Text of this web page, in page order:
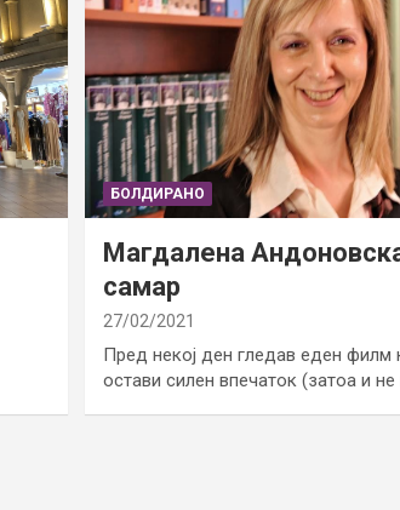
БОЛДИРАНО
Магдалена
самар
27/02/2021
Пред некој ден гледав еден филм
остави силен впечаток (затоа и не